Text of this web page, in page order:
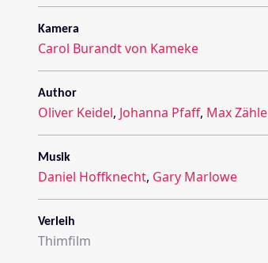
Kamera
Carol Burandt von Kameke
Author
Oliver Keidel, Johanna Pfaff, Max Zähle
Musik
Daniel Hoffknecht, Gary Marlowe
Verleih
Thimfilm